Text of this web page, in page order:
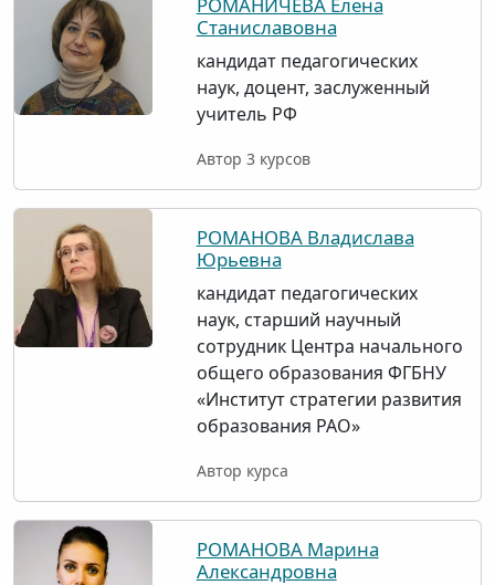
Станиславовна
кандидат педагогических
наук, доцент, заслуженный
учитель РФ
Автор 3 курсов
РОМАНОВА Владислава
Юрьевна
кандидат педагогических
наук, старший научный
сотрудник Центра начального
общего образования ФГБНУ
«Институт стратегии развития
образования РАО»
Автор курса
РОМАНОВА Марина
Александровна